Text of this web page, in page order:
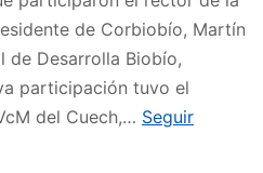
de Corbiobío, Martín
de Desarrolla Biobío,
participación tuvo el
del Cuech,… Seguir